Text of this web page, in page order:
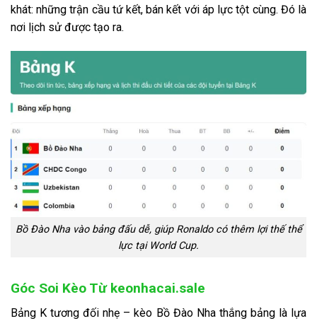
khát: những trận cầu tứ kết, bán kết với áp lực tột cùng. Đó là
nơi lịch sử được tạo ra.
Bồ Đào Nha vào bảng đấu dễ, giúp Ronaldo có thêm lợi thế thể
lực tại World Cup.
Góc Soi Kèo Từ keonhacai.sale
Bảng K tương đối nhẹ – kèo Bồ Đào Nha thắng bảng là lựa